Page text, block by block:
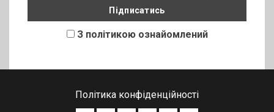
З політикою ознайомлений
Політика конфіденційності